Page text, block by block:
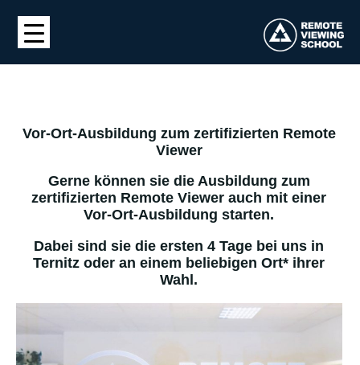
Vor-Ort-Ausbildung zum zertifizierten Remote
Viewer
Gerne können sie die Ausbildung zum
zertifizierten Remote Viewer auch mit einer
Vor-Ort-Ausbildung starten.
Dabei sind sie die ersten 4 Tage bei uns in
Ternitz oder an einem beliebigen Ort* ihrer
Wahl.